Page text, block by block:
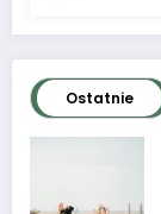
Ostatnie